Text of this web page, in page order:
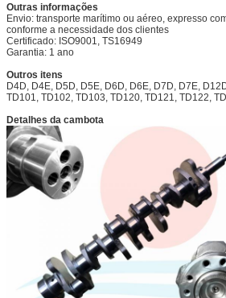
Outras informações
Envio: transporte marítimo ou aéreo, expresso
conforme a necessidade dos clientes
Certificado: ISO9001, TS16949
Garantia: 1 ano
Outros
D4D, D4E, D5D, D5E, D6D, D6E, D7D, D7E,
TD101, TD102, TD103, TD120, TD121, TD122,
Detalhes da cambota